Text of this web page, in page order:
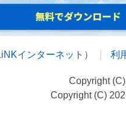
インターネット ） 利
Copyright
Copyright (C)